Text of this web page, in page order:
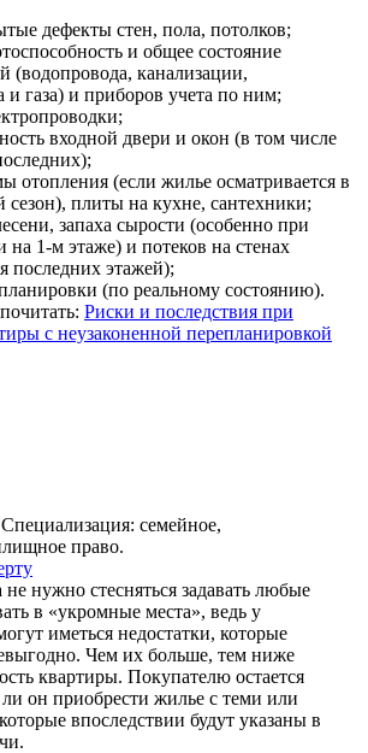
дефекты стен, пола, потолков;
и общее состояние
(водопровода, канализации,
и газа) и приборов учета по ним;
входной двери и окон (в том числе
отопления (если жилье осматривается в
сезон), плиты на кухне, сантехники;
запаха сырости (особенно при
на 1-м этаже) и потеков на стенах
последних этажей);
(по реальному состоянию).
Риски и последствия при
с неузаконенной перепланировкой
семейное,
право.
нужно стесняться задавать любые
в «укромные места», ведь у
иметься недостатки, которые
Чем их больше, тем ниже
квартиры. Покупателю остается
ли он приобрести жилье с теми или
впоследствии будут указаны в